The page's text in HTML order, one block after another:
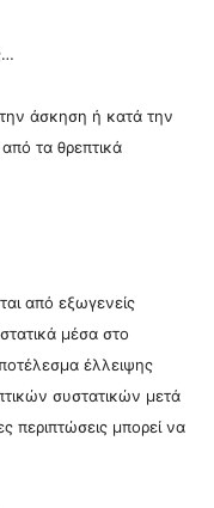
άσκηση ή κατά την
τα θρεπτικά
από εξωγενείς
μέσα στο
έλλειψης
συστατικών μετά
περιπτώσεις μπορεί να